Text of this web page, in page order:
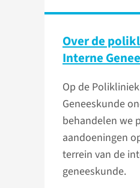
Over de
Interne
Op de
Geneeskunde
behandelen we
aandoeningen
terrein van de
geneeskunde.